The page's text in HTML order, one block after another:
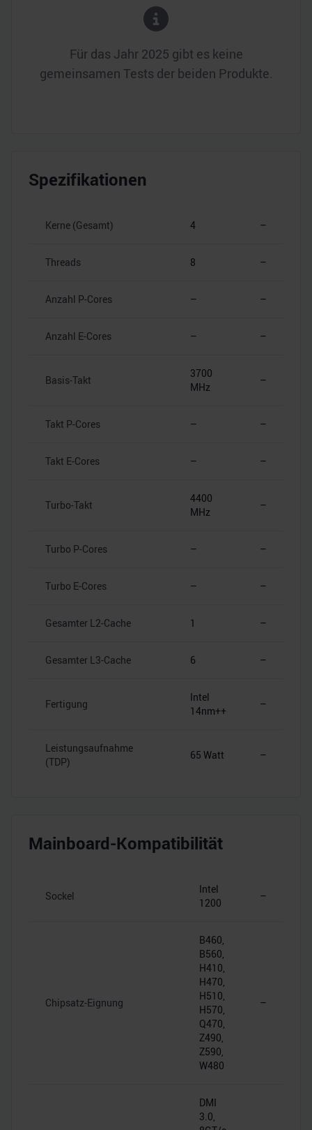
Für das Jahr 2025 gibt es keine
gemeinsamen Tests der beiden Produkte.
Spezifikationen
Kerne (Gesamt) 4 –
Threads 8 –
Anzahl P-Cores – –
Anzahl E-Cores – –
Basis-Takt
3700
MHz
–
Takt P-Cores – –
Takt E-Cores – –
Turbo-Takt
4400
MHz
–
Turbo P-Cores – –
Turbo E-Cores – –
Gesamter L2-Cache 1 –
Gesamter L3-Cache 6 –
Fertigung
Intel
14nm++
–
Leistungsaufnahme
(TDP)
65 Watt –
Mainboard-Kompatibilität
Sockel
Intel
1200
–
Chipsatz-Eignung
B460,
B560,
H410,
H470,
H510,
H570,
Q470,
Z490,
Z590,
W480
–
DMI
3.0,